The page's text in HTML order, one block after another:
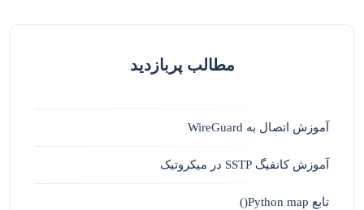
مطالب پربازدید
آموزش اتصال به WireGuard
آموزش کانفیگ SSTP در میکروتیک
تابع Python map()